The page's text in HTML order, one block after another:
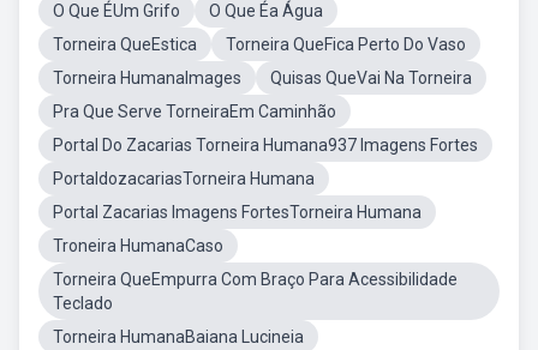
O Que ÉUm Grifo
O Que Éa Água
Torneira QueEstica
Torneira QueFica Perto Do Vaso
Torneira HumanaImages
Quisas QueVai Na Torneira
Pra Que Serve TorneiraEm Caminhão
Portal Do Zacarias Torneira Humana937 Imagens Fortes
PortaldozacariasTorneira Humana
Portal Zacarias Imagens FortesTorneira Humana
Troneira HumanaCaso
Torneira QueEmpurra Com Braço Para Acessibilidade
Teclado
Torneira HumanaBaiana Lucineia